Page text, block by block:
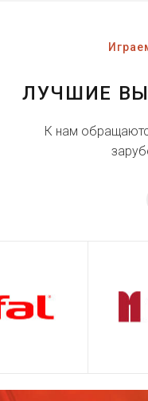
ЛУЧШИЕ
К нам